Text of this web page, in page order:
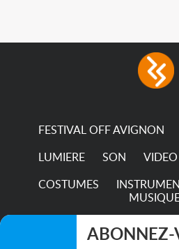
consumption The
permanence of a
FESTIVAL OFF AVIGNON
LUMIERE SON VIDEO
COSTUMES
MUSIQUE
TRANSPORTS
ABONNEZ-